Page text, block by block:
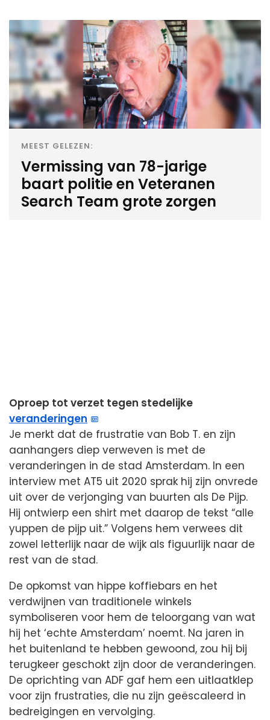
MEEST GELEZEN:
Vermissing van 78-jarige
baart politie en Veteranen
Search Team grote zorgen
Oproep tot verzet tegen stedelijke
veranderingen
Je merkt dat de frustratie van Bob T. en zijn
aanhangers diep verweven is met de
veranderingen in de stad Amsterdam. In een
interview met AT5 uit 2020 sprak hij zijn onvrede
uit over de verjonging van buurten als De Pijp.
Hij ontwierp een shirt met daarop de tekst “alle
yuppen de pijp uit.” Volgens hem verwees dit
zowel letterlijk naar de wijk als figuurlijk naar de
rest van de stad.
De opkomst van hippe koffiebars en het
verdwijnen van traditionele winkels
symboliseren voor hem de teloorgang van wat
hij het ‘echte Amsterdam’ noemt. Na jaren in
het buitenland te hebben gewoond, zou hij bij
terugkeer geschokt zijn door de veranderingen.
De oprichting van ADF gaf hem een uitlaatklep
voor zijn frustraties, die nu zijn geëscaleerd in
bedreigingen en vervolging.